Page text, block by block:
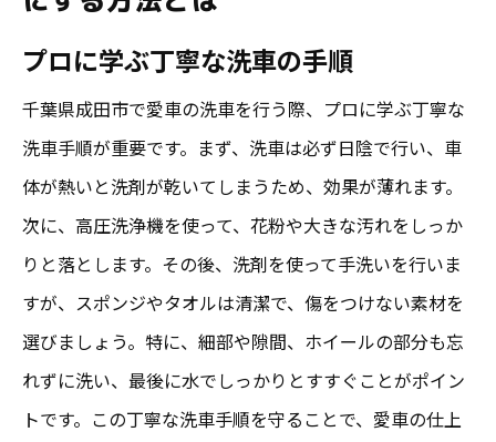
プロに学ぶ丁寧な洗車の手順
千葉県成田市で愛車の洗車を行う際、プロに学ぶ丁寧な
洗車手順が重要です。まず、洗車は必ず日陰で行い、車
体が熱いと洗剤が乾いてしまうため、効果が薄れます。
次に、高圧洗浄機を使って、花粉や大きな汚れをしっか
りと落とします。その後、洗剤を使って手洗いを行いま
すが、スポンジやタオルは清潔で、傷をつけない素材を
選びましょう。特に、細部や隙間、ホイールの部分も忘
れずに洗い、最後に水でしっかりとすすぐことがポイン
トです。この丁寧な洗車手順を守ることで、愛車の仕上